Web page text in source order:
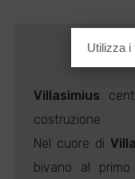
Villasimius:
costruzione.
Nel cuore di
bivano al
Utilizza i